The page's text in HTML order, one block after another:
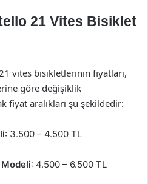
21 Vites Bisiklet
vites bisikletlerinin fiyatları,
göre değişiklik
fiyat aralıkları şu şekildedir:
: 3.500 – 4.500 TL
: 4.500 – 6.500 TL